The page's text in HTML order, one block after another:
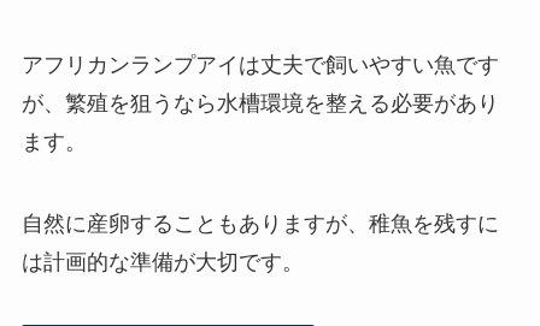
アフリカンランプアイは丈夫で飼いやすい魚です
が、繁殖を狙うなら水槽環境を整える必要があり
ます。
自然に産卵することもありますが、稚魚を残すに
は計画的な準備が大切です。